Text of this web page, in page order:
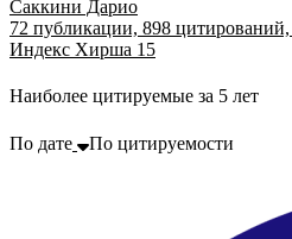
Саккини Дарио
72 публикации, 898 цитирований,
Индекс Хирша 15
Наиболее цитируемые за 5 лет
По дате По цитируемости